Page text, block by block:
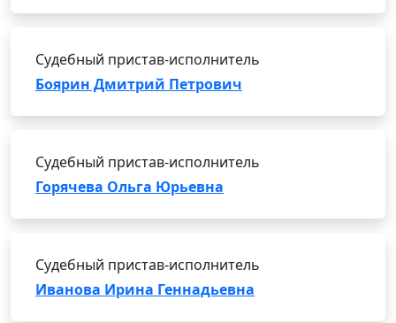
Судебный пристав-исполнитель
Боярин Дмитрий Петрович
Судебный пристав-исполнитель
Горячева Ольга Юрьевна
Судебный пристав-исполнитель
Иванова Ирина Геннадьевна